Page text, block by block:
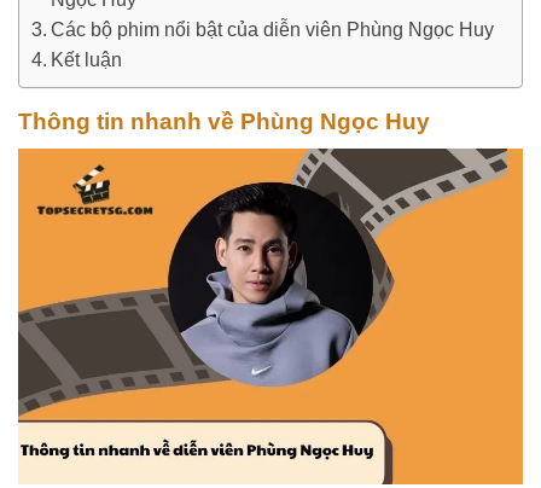
Các bộ phim nổi bật của diễn viên Phùng Ngọc Huy
Kết luận
Thông tin nhanh về Phùng Ngọc Huy